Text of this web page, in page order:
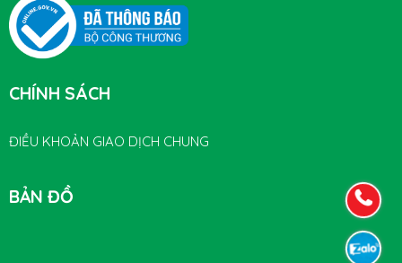
CHÍNH SÁCH
ĐIỀU KHOẢN GIAO DỊCH CHUNG
BẢN ĐỒ